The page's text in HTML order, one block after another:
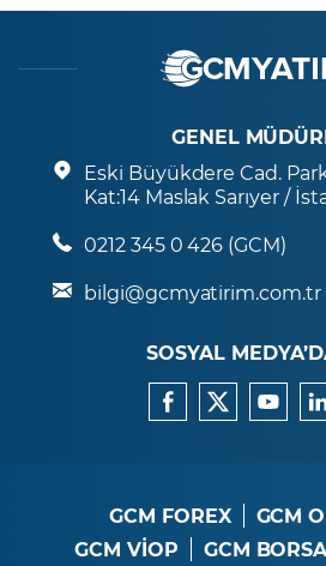
GENEL
Eski Büyükdere Cad.
Kat:14 Maslak Sarıyer /
0212 345 0 426 (GCM)
bilgi@gcmyatirim.com.tr
SOSYAL
GCM FOREX
GCM
GCM VİOP
GCM BORSA